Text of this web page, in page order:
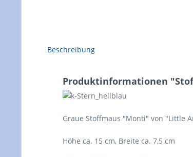
Beschreibung
Produktinformationen
Graue Stoffmaus "Monti" von "Little
Höhe ca. 15 cm, Breite ca. 7,5 cm